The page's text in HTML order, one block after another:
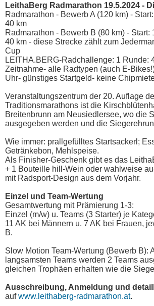
LeithaBerg Radmarathon 19.5.2024 -
Radmarathon - Bewerb A (120 km) -
40 km
Radmarathon - Bewerb B (80 km) - Start:
40 km - diese Strecke zählt zum
Cup
LEITHA.BERG-Radchallenge: 1 Runde:
Zeitnahme- alle Radtypen (auch E-
Uhr- günstiges Startgeld- keine
Veranstaltungszentrum der 20. Auflage
Traditionsmarathons ist die
Breitenbrunn am Neusiedlersee, wo die
ausgegeben werden und die
Wie immer: prallgefülltes Startsackerl;
Getränkebon, Mehlspeise.
Als Finisher-Geschenk gibt es das
+ 1 Bouteille hill-Wein oder wahlweise
mit Radsport-Design aus dem Vorjahr.
Einzel und Team-Wertung
Gesamtwertung mit Prämierung 1-3:
Einzel (m/w) u. Teams (3 Starter) je
11 AK bei Männern u. 7 AK bei Frauen,
B.
Slow Motion Team-Wertung (Bewerb B):
langsamsten Teams werden 2 Teams
gleichen Trophäen erhalten wie die
Ausschreibung, Anmeldung und
aufwww.leithaberg-radmarathon.at.